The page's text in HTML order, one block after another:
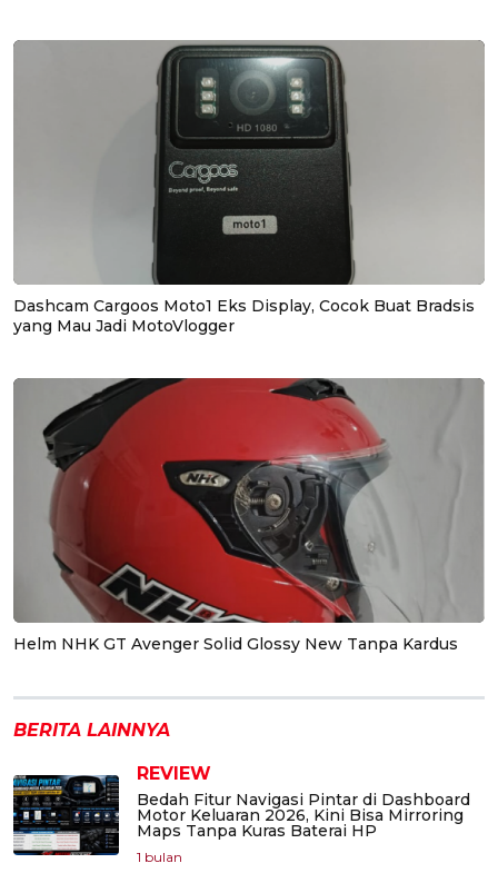
Dashcam Cargoos Moto1 Eks Display, Cocok Buat Bradsis
yang Mau Jadi MotoVlogger
Helm NHK GT Avenger Solid Glossy New Tanpa Kardus
BERITA LAINNYA
REVIEW
Bedah Fitur Navigasi Pintar di Dashboard
Motor Keluaran 2026, Kini Bisa Mirroring
Maps Tanpa Kuras Baterai HP
1 bulan